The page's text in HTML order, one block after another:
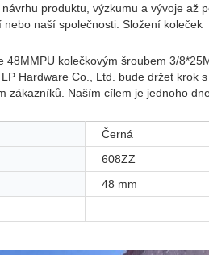
produktu, výzkumu a vývoje až
naší společnosti. Složení koleček
kolečkovým šroubem 3/
Hardware Co., Ltd. bude držet krok
zákazníků. Naším cílem je jednoho
Černá
608ZZ
48 mm